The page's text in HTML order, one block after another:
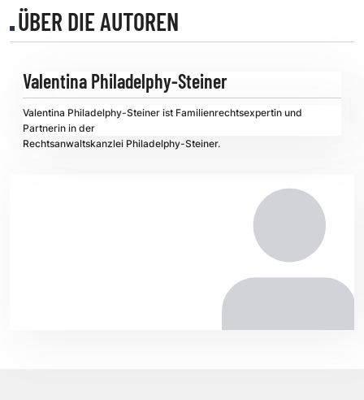
ÜBER DIE AUTOREN
Valentina Philadelphy-Steiner
Valentina Philadelphy-Steiner ist Familienrechtsexpertin und
Partnerin in der
Rechtsanwaltskanzlei Philadelphy-Steiner.